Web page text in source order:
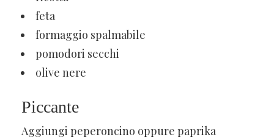
feta
formaggio spalmabile
pomodori secchi
olive nere
Piccante
Aggiungi peperoncino oppure paprika